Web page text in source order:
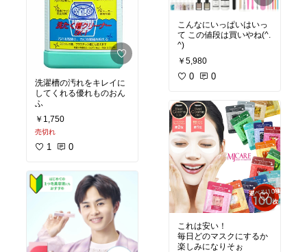
洗濯槽の汚れをキレイに
してくれる優れものおん
ふ
￥1,750
売切れ
1 0
こんなにいっぱいはいっ
て この値段は買いやね(^.
^)
￥5,980
0 0
これは安い！
毎日どのマスクにするか
楽しみになりそぉ